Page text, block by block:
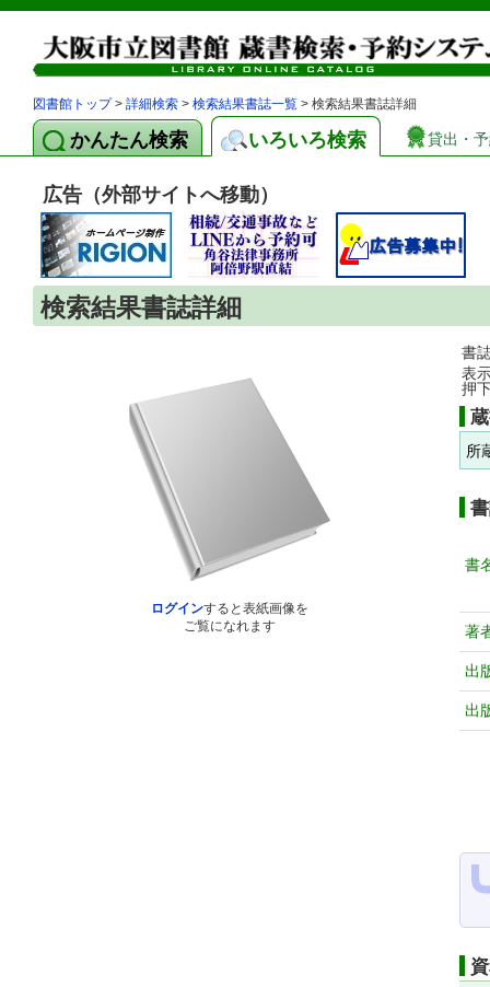
図書館トップ> 詳細検索 > 検索結果書誌一覧 > 検索結果書誌詳細
かんたん検索 いろいろ検索 貸出・
広告（外部サイトへ移動）
検索結果書誌詳細
ログインすると表紙画像を
ご覧になれます
書
表
押
所
書
著
出
出